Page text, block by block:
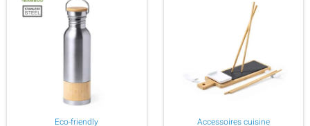
Eco-friendly Accessoires cuisine